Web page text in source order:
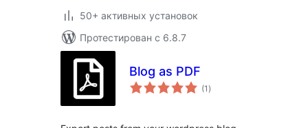
50+ активных установок
Протестирован с 6.8.7
Blog as PDF
(1 общий
рейтинг
)